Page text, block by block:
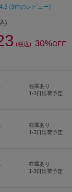
4.3 (3件のレビュー)
)
(税込) 30%OFF
在庫あり
1-3日出荷予定
在庫あり
1-3日出荷予定
在庫あり
1-3日出荷予定